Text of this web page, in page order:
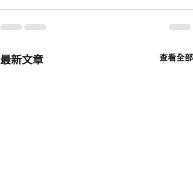
最新文章 查看全部